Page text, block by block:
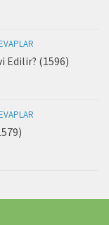
Edilir? (1596)